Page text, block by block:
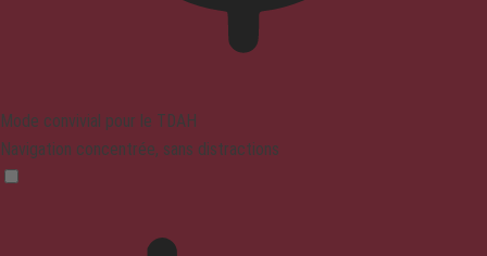
Mode convivial pour le TDAH
Navigation concentrée, sans distractions